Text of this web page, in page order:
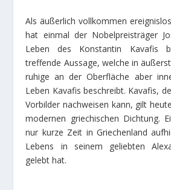
Als äußerlich vollkommen
hat einmal der Nobelpreisträger
Leben des Konstantin Kavafis
treffende Aussage, welche in
ruhige an der Oberfläche aber
Leben Kavafis beschreibt. Kavafis,
Vorbilder nachweisen kann, gilt
modernen griechischen Dichtung.
nur kurze Zeit in Griechenland
Lebens in seinem geliebten
gelebt hat.